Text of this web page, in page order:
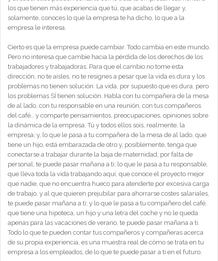
los que tienen más experiencia que tú, que acabas de llegar y,
solamente, conoces lo que la empresa te ha dicho, lo que a la
empresa le interesa.
Cierto es que la empresa puede cambiar. Todo cambia en este mundo.
Pero no interesa que cambie hacia la pérdida de los derechos de los
trabajadores y trabajadoras. Para que el cambio no tome esta
dirección, no te aísles, no te resignes a pesar que la vida es dura y los
problemas no tienen solución. La vida, por supuesto que es dura, pero
los problemas SÍ tienen solución. Habla con tu compañera de la mesa
de al lado, con tu responsable en una reunión, con tus compañeros
del café… y comparte pensamientos, preocupaciones, opiniones sobre
la dinámica de la empresa. Tú y todos ellos sois, realmente, la
empresa; y, lo que le pasa a tu compañera de la mesa de al lado, que
tiene un hijo, está embarazada de otro y, posiblemente, tenga que
conectarse a trabajar durante la baja de maternidad, por falta de
personal, te puede pasar mañana a ti; lo que le pasa a tu responsable,
que lleva toda la vida trabajando aquí, que conoce el proyecto mejor
que nadie, que no encuentra hueco para atenderte por excesiva carga
de trabajo, y al que quieren prejubilar para ahorrarse costes salariales,
te puede pasar mañana a ti; y lo que le pasa a tu compañero del café,
que tiene una hipoteca, un hijo y una letra del coche y no le queda
apenas para las vacaciones de verano, te puede pasar mañana a ti.
Todo lo que te pueden contar tus compañeros y compañeras acerca
de su propia experiencia, es una muestra real de cómo se trata en tu
empresa a los empleados, de lo que te puede pasar a ti en el futuro.